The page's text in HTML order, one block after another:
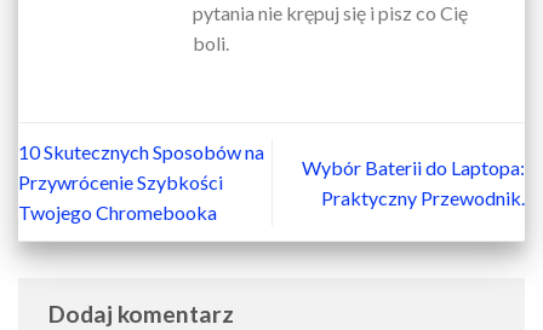
pytania nie krępuj się i pisz co Cię
boli.
10 Skutecznych Sposobów na
Przywrócenie Szybkości
Twojego Chromebooka
Wybór Baterii do Laptopa:
Praktyczny Przewodnik.
Dodaj komentarz